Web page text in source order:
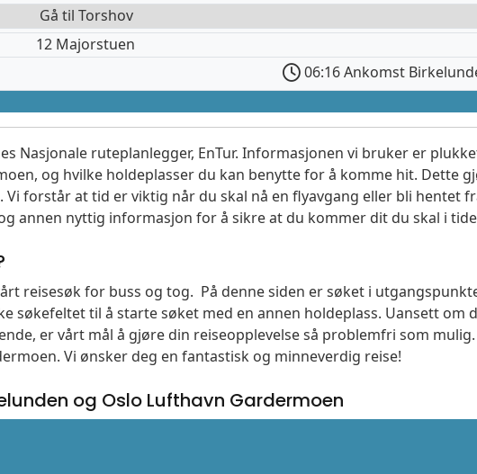
Gå til Torshov
12 Majorstuen
06:16 Ankomst
Nasjonale ruteplanlegger, EnTur. Informasjonen vi bruker er
og hvilke holdeplasser du kan benytte for å komme hit. Dette
forstår at tid er viktig når du skal nå en flyavgang eller bli hentet
annen nyttig informasjon for å sikre at du kommer dit du skal i
reisesøk for buss og tog. På denne siden er søket i
søkefeltet til å starte søket med en annen holdeplass. Uansett
er vårt mål å gjøre din reiseopplevelse så problemfri som
Vi ønsker deg en fantastisk og minneverdig reise!
og Oslo Lufthavn Gardermoen